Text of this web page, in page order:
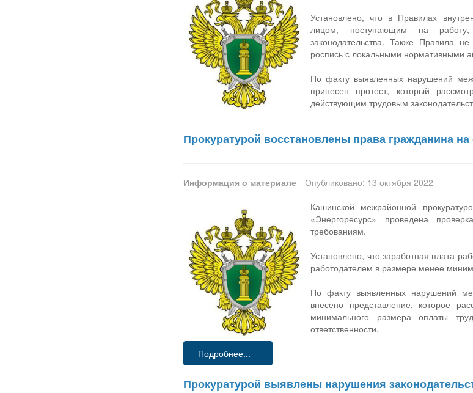
Установлено, что в Правилах
лицом, поступающим на работу,
законодательства. Также Правила
роспись с локальными нормативными
По факту выявленных нарушений
принесен протест, который
действующим трудовым
Прокуратурой восстановлены права гражданина на
Информация о материале
Опубликовано: 13 октября 2022
Кашинской межрайонной
«Энергоресурс» проведена
требованиям.
Установлено, что заработная плата
работодателем в размере менее
По факту выявленных нарушений
внесено представление, которое
минимального размера оплаты
ответственности.
Подробнее...
Прокуратурой выявлены нарушения